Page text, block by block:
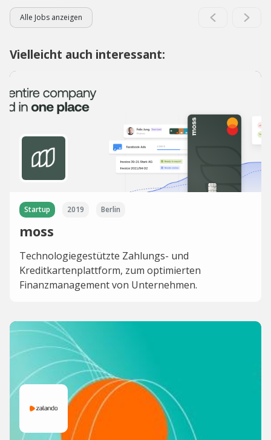
Alle Jobs anzeigen
Vielleicht auch interessant:
Startup 2019 Berlin
moss
Technologiegestützte Zahlungs- und
Kreditkartenplattform, zum optimierten
Finanzmanagement von Unternehmen.